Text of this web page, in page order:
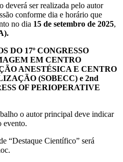
deverá ser realizada pelo autor
conforme dia e horário que
no dia 15 de setembro de 2025,
DO 17º CONGRESSO
EM CENTRO
ANESTÉSICA E CENTRO
(SOBECC) e 2nd
OF PERIOPERATIVE
o autor principal deve indicar
evento.
“Destaque Científico” será